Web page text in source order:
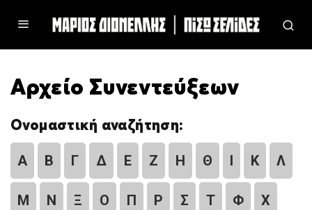
Αρχείο Συνεντεύξεων
Ονομαστική αναζήτηση:
Α Β Γ Δ Ε Ζ Η Θ Ι Κ Λ
Μ Ν Ξ Ο Π Ρ Σ Τ Φ Χ